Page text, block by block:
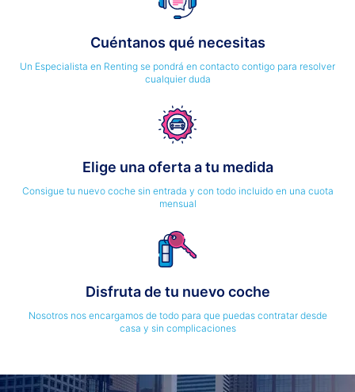
Cuéntanos qué necesitas
Un Especialista en Renting se pondrá en contacto contigo para resolver
cualquier duda
Elige una oferta a tu medida
Consigue tu nuevo coche sin entrada y con todo incluido en una cuota
mensual
Disfruta de tu nuevo coche
Nosotros nos encargamos de todo para que puedas contratar desde
casa y sin complicaciones